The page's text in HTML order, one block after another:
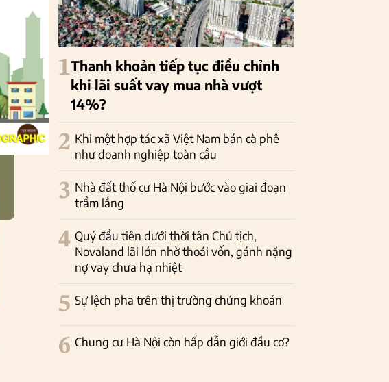
1Thanh khoản tiếp tục điều chỉnh
khi lãi suất vay mua nhà vượt
14%?
2 Khi một hợp tác xã Việt Nam bán cà phê
như doanh nghiệp toàn cầu
3 Nhà đất thổ cư Hà Nội bước vào giai đoạn
trầm lắng
4 Quý đầu tiên dưới thời tân Chủ tịch,
Novaland lãi lớn nhờ thoái vốn, gánh nặng
nợ vay chưa hạ nhiệt
5 Sự lệch pha trên thị trường chứng khoán
6 Chung cư Hà Nội còn hấp dẫn giới đầu cơ?